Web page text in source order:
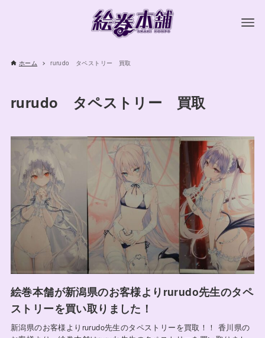
ホーム rurudo タペストリー 買取
rurudo タペストリー 買取
絵巻本舗が新潟県のお客様よりrurudo先生のタペ
ストリーを買い取りました！
新潟県のお客様よりrurudo先生のタペストリーを買取！！ 香川県の